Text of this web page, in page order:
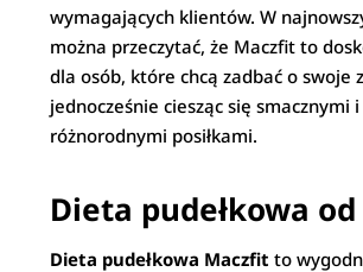
wymagających klientów. W
można przeczytać, że Maczfit to
dla osób, które chcą zadbać o swoje
jednocześnie ciesząc się smacznymi i
różnorodnymi posiłkami.
Dieta pudełkowa
Dieta pudełkowa Maczfit to